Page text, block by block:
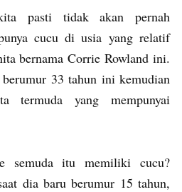
pasti tidak akan pernah
cucu di usia yang relatif
bernama Corrie Rowland ini.
33 tahun ini kemudian
termuda yang mempunyai
semuda itu memiliki cucu?
dia baru berumur 15 tahun,